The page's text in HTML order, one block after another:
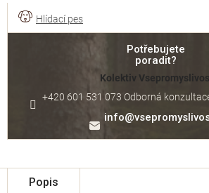
Potřebujete
poradit?
Kolektiv
info@
+420 601 531 073 Odborná
Popis